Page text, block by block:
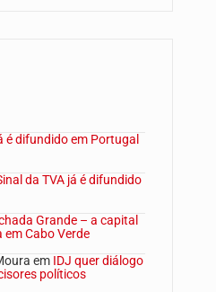
é difundido em Portugal
da TVA já é difundido
Grande – a capital
Cabo Verde
em IDJ quer diálogo
políticos